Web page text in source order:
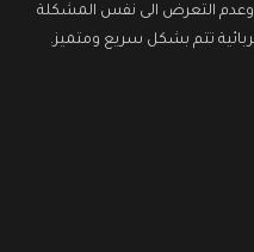
وعدم التعرض الى نفس المشكلة
تتم بشكل سريع ومتميز.